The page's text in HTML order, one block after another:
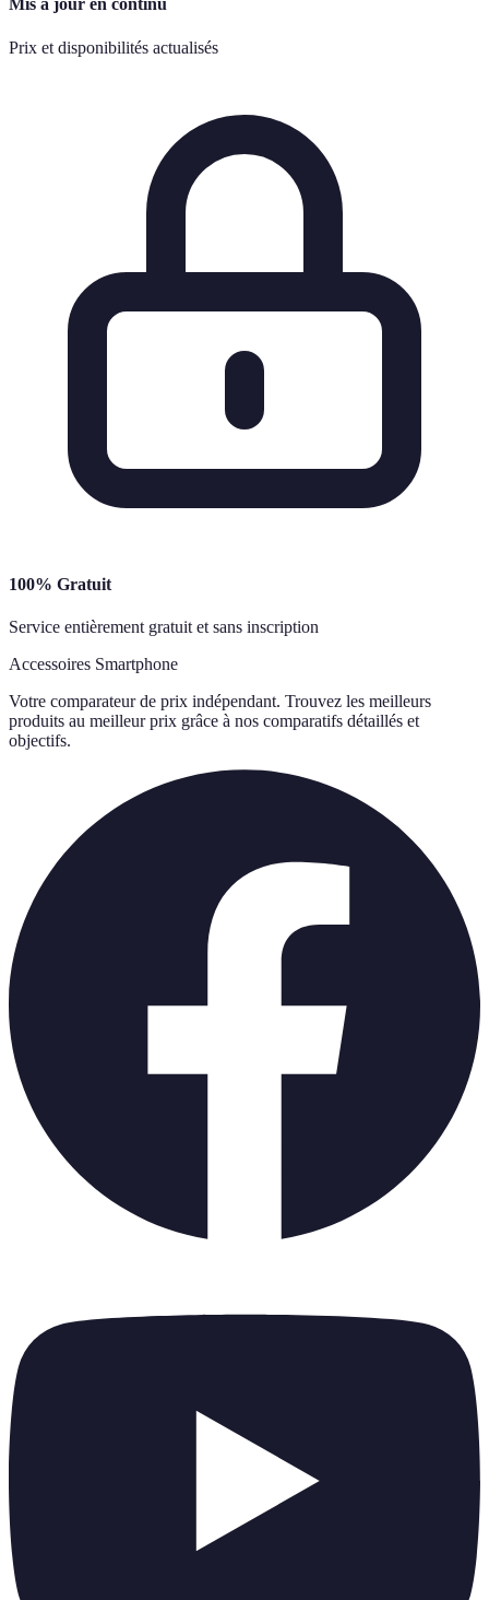
Mis à jour en continu
Prix et disponibilités actualisés
100% Gratuit
Service entièrement gratuit et sans inscription
Accessoires Smartphone
Votre comparateur de prix indépendant. Trouvez les meilleurs
produits au meilleur prix grâce à nos comparatifs détaillés et
objectifs.